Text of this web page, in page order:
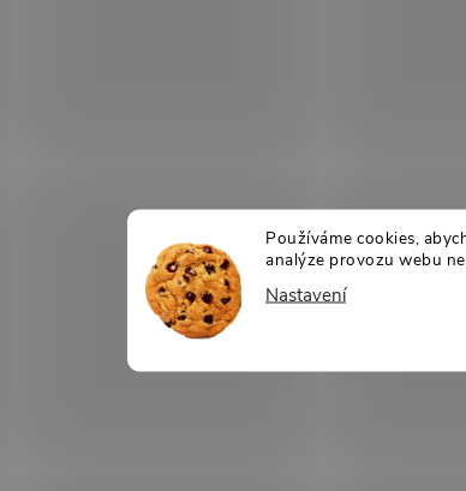
Používáme cookies,
analýze provozu webu
Nastavení